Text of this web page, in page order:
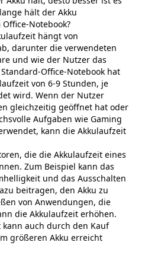
hält der Akku
Notebook?
hängt von
darunter die verwendeten
und wie der Nutzer das
Office-Notebook hat
von 6-9 Stunden, je
wird. Wenn der Nutzer
gleichzeitig geöffnet hat oder
Aufgaben wie Gaming
kann die Akkulaufzeit
die die Akkulaufzeit eines
Zum Beispiel kann das
und das Ausschalten
beitragen, den Akku zu
von Anwendungen, die
die Akkulaufzeit erhöhen.
auch durch den Kauf
größeren Akku erreicht